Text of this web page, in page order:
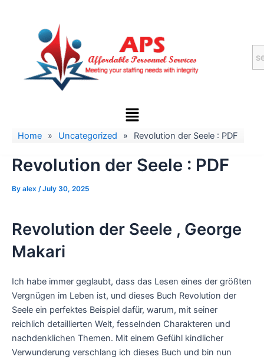
Menu
Home » Uncategorized » Revolution der Seele : PDF
Revolution der Seele : PDF
By alex /July 30, 2025
Revolution der Seele , George
Makari
Ich habe immer geglaubt, dass das Lesen eines der größten
Vergnügen im Leben ist, und dieses Buch Revolution der
Seele ein perfektes Beispiel dafür, warum, mit seiner
reichlich detaillierten Welt, fesselnden Charakteren und
nachdenklichen Themen. Mit einem Gefühl kindlicher
Verwunderung verschlang ich dieses Buch und bin nun